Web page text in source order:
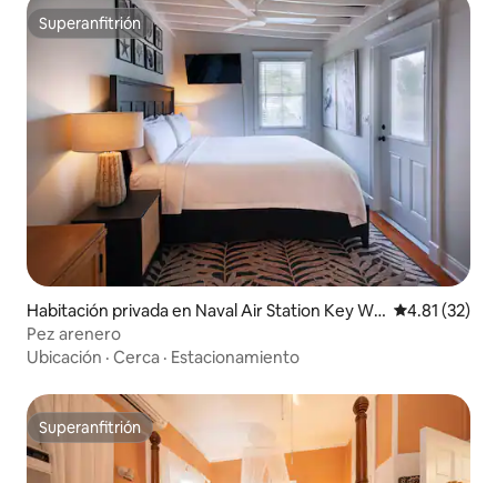
Superanfitrión
Superanfitrión
Habitación privada en Naval Air Station Key We
st
Calificación
4.81 (32)
Pez arenero
Ubicación · Cerca · Estacionamiento
Superanfitrión
Superanfitrión